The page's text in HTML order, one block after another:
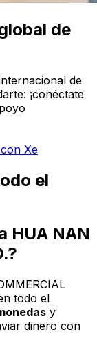
de
de
¡conéctate
Xe
el
HUA NAN
todo el
y
dinero con